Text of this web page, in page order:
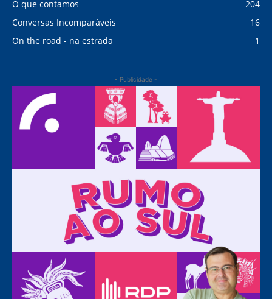
O que contamos
204
Conversas Incomparáveis
16
On the road - na estrada
1
- Publicidade -